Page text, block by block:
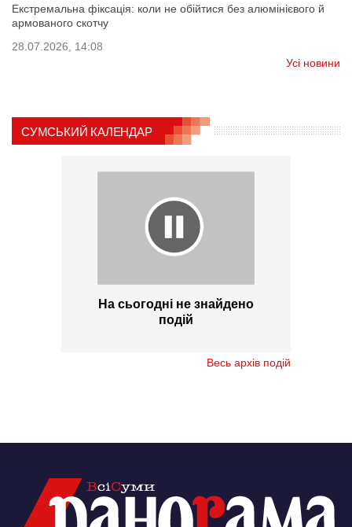
Екстремальна фіксація: коли не обійтися без алюмінієвого й
армованого скотчу
28.07.2026, 14:08
Усі новини
СУМСЬКИЙ КАЛЕНДАР
На сьогодні не знайдено
подій
Весь архів подій